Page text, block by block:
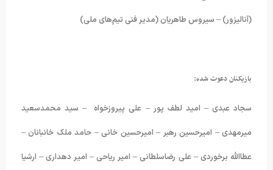
(آنالیزور) – سیروس طاهریان (مدیر فنی تیم‌های ملی)
بازیکنان دعوت شده:
سجاد عبدی – امید لطف پور – علی پیروزخواه – سید محمدسعید
میرمهدی – امیرحسین رهبر – امیرحسین خانی – حامد ملک خانبانان –
عطاالله برخوردی – علی رضاسلطانی – امیر ریاحی – امیر دهداری – ارشیا